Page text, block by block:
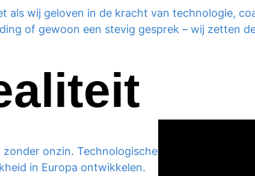
wij geloven in de kracht van technologie,
of gewoon een stevig gesprek – wij zetten
zonder onzin. Technologische
in Europa ontwikkelen.